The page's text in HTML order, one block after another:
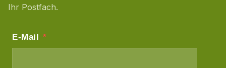
Ihr Postfach.